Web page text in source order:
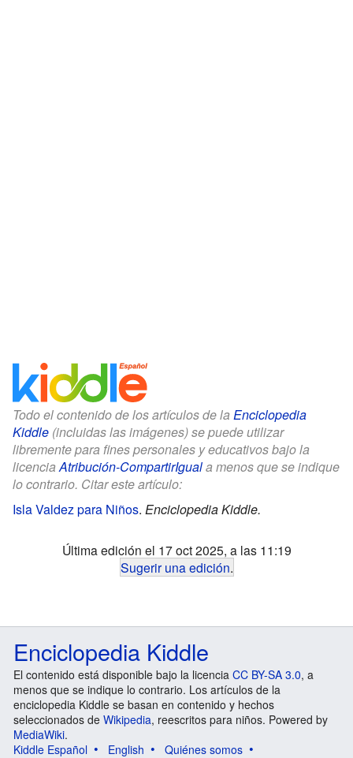
Todo el contenido de los artículos de la Enciclopedia
Kiddle (incluidas las imágenes) se puede utilizar
libremente para fines personales y educativos bajo la
licenciaAtribución-CompartirIguala menos que se indique
lo contrario. Citar este artículo:
Isla Valdez para Niños. Enciclopedia Kiddle.
Última edición el 17 oct 2025, a las 11:19
Sugerir una edición.
Enciclopedia Kiddle
El contenido está disponible bajo la licencia CC BY-SA 3.0, a
menos que se indique lo contrario. Los artículos de la
enciclopedia Kiddle se basan en contenido y hechos
seleccionados de Wikipedia, reescritos para niños. Powered by
MediaWiki.
Kiddle Español
English
Quiénes somos